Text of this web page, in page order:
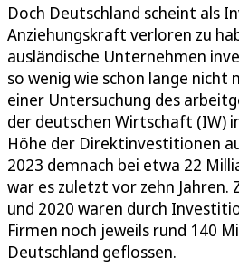
Doch Deutschland scheint als
Anziehungskraft verloren zu
ausländische Unternehmen
so wenig wie schon lange nicht
einer Untersuchung des
der deutschen Wirtschaft (IW)
Höhe der Direktinvestitionen
2023 demnach bei etwa 22
war es zuletzt vor zehn Jahren.
und 2020 waren durch
Firmen noch jeweils rund 140
Deutschland geflossen.